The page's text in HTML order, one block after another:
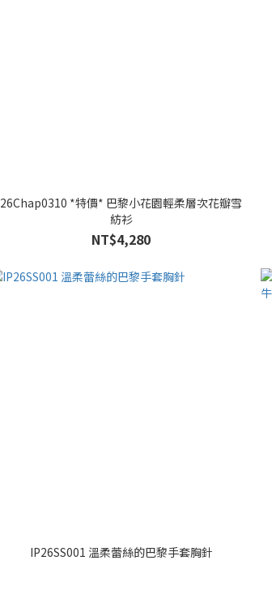
26Chap0310 *特價* 巴黎小花園輕柔層次花瓣雪
紡衫
NT$4,280
IP26SS001 溫柔蕾絲的巴黎手套胸針